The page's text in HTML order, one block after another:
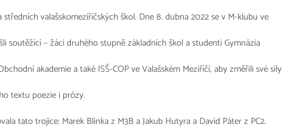
valašskomeziříčských škol. Dne 8. dubna 2022 se v M-klubu ve
soutěžící – žáci druhého stupně základních škol a studenti Gymnázia
akademie a také ISŠ-COP ve Valašském Meziříčí, aby změřili své síly
textu poezie i prózy.
tato trojice: Marek Blinka z M3B a Jakub Hutyra a David Páter z PC2.